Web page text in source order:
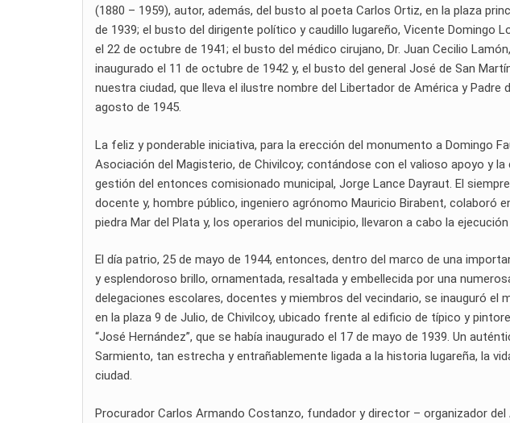
(1880 – 1959), autor, además, del busto al poeta Carlos Ortiz, en la plaza
de 1939; el busto del dirigente político y caudillo lugareño, Vicente Domingo
el 22 de octubre de 1941; el busto del médico cirujano, Dr. Juan Cecilio
inaugurado el 11 de octubre de 1942 y, el busto del general José de San
nuestra ciudad, que lleva el ilustre nombre del Libertador de América y Padre
agosto de 1945.
La feliz y ponderable iniciativa, para la erección del monumento a Domingo
Asociación del Magisterio, de Chivilcoy; contándose con el valioso apoyo y
gestión del entonces comisionado municipal, Jorge Lance Dayraut. El
docente y, hombre público, ingeniero agrónomo Mauricio Birabent, colaboró
piedra Mar del Plata y, los operarios del municipio, llevaron a cabo la
El día patrio, 25 de mayo de 1944, entonces, dentro del marco de una
y esplendoroso brillo, ornamentada, resaltada y embellecida por una
delegaciones escolares, docentes y miembros del vecindario, se inauguró el
en la plaza 9 de Julio, de Chivilcoy, ubicado frente al edificio de típico y
“José Hernández”, que se había inaugurado el 17 de mayo de 1939. Un
Sarmiento, tan estrecha y entrañablemente ligada a la historia lugareña, la
ciudad.
Procurador Carlos Armando Costanzo, fundador y director – organizador del